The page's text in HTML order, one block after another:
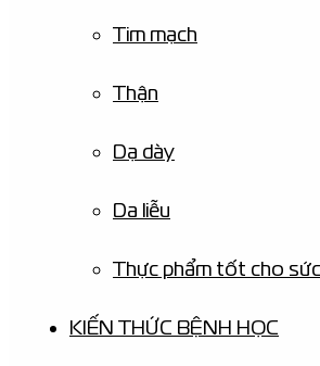
Tim mạch
Thận
Dạ dày
Da liễu
Thực phẩm tốt cho
KIẾN THỨC BỆNH HỌC